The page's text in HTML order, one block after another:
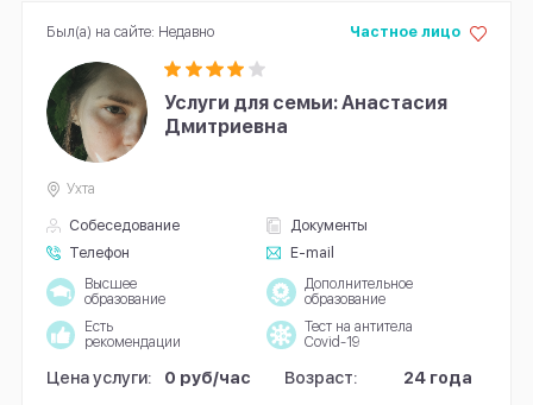
Услуги для семьи: Анастасия
Дмитриевна
Собеседование
Документы
Телефон
E-mail
Частное лицо
Ухта
Высшее
образование
Дополнительное
образование
Есть
рекомендации
Тест на антитела
Covid-19
Цена услуги: 0 руб/час Возраст: 24 года
Был(а) на сайте: Недавно